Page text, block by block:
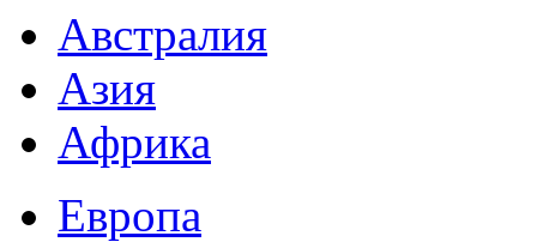
Австралия
Азия
Африка
Европа